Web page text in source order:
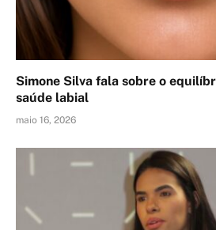
Simone Silva fala sobre o
saúde labial
maio 16, 2026